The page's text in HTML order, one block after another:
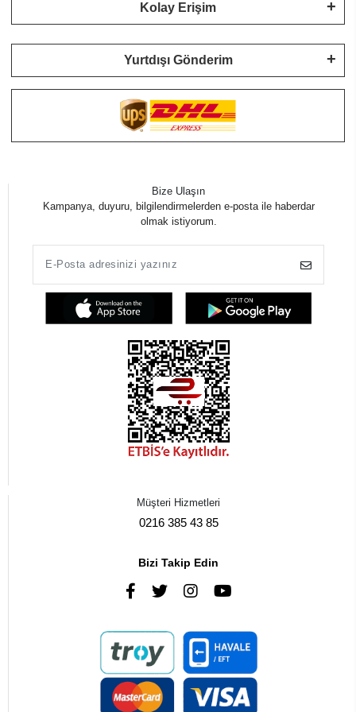
Kolay Erişim
Yurtdışı Gönderim
Bize Ulaşın
Kampanya, duyuru, bilgilendirmelerden e-posta ile haberdar
olmak istiyorum.
Müşteri Hizmetleri
0216 385 43 85
Bizi Takip Edin